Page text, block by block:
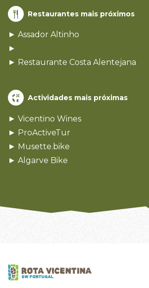
Restaurantes mais próximos
► Assador Altinho
►
► Restaurante Costa Alentejana
Actividades mais próximas
► Vicentino Wines
► ProActiveTur
► Musette.bike
► Algarve Bike